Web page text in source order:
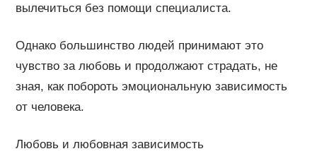
вылечиться без помощи специалиста.
Однако большинство людей принимают это
чувство за любовь и продолжают страдать, не
зная, как побороть эмоциональную зависимость
от человека.
Любовь и любовная зависимость